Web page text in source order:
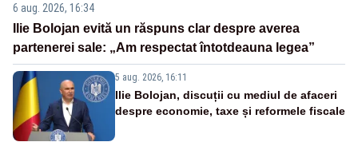
6 aug. 2026, 16:34
Ilie Bolojan evită un răspuns clar despre averea
partenerei sale: „Am respectat întotdeauna legea”
5 aug. 2026, 16:11
Ilie Bolojan, discuții cu mediul de afaceri
despre economie, taxe și reformele fiscale